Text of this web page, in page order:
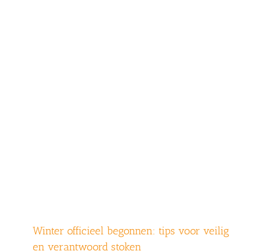
Winter officieel begonnen: tips voor veilig
en verantwoord stoken